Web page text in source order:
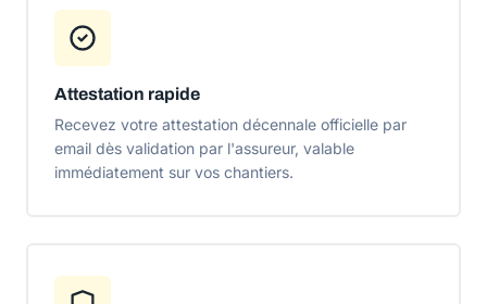
Attestation rapide
Recevez votre attestation décennale officielle par
email dès validation par l'assureur, valable
immédiatement sur vos chantiers.